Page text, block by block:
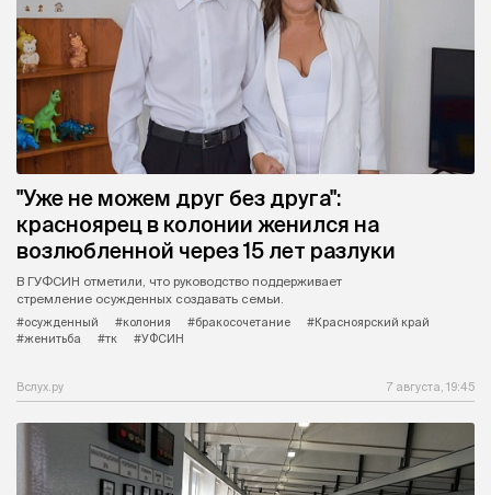
"Уже не можем друг без друга":
красноярец в колонии женился на
возлюбленной через 15 лет разлуки
В ГУФСИН отметили, что руководство поддерживает
стремление осужденных создавать семьи.
#осужденный
#колония #бракосочетание
#Красноярский край
#женитьба
#тк #УФСИН
Вслух.ру 7 августа, 19:45